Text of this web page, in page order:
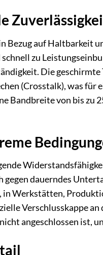
Bezug auf Haltbarkeit
zu
Die
(Crosstalk), was
Bandbreite von bis zu
dauerndes
Werkstätten,
Verschlusskappe
angeschlossen ist,